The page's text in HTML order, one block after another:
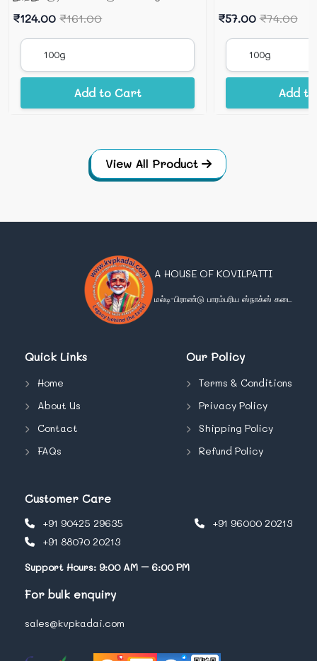
₹124.00 ₹161.00
Add to Cart
₹57.00 ₹74.00
Add
View All Product
A HOUSE OF KOVILPATTI
மல்டி-பிராண்டு பாரம்பரிய ஸ்நாக்ஸ் கடை
Quick Links
Home
About Us
Contact
FAQs
Our Policy
Terms & Conditions
Privacy Policy
Shipping Policy
Refund Policy
Customer Care
+91 90425 29635
+91 96000 20213
+91 88070 20213
Support Hours: 9:00 AM – 6:00 PM
For bulk enquiry
sales@kvpkadai.com